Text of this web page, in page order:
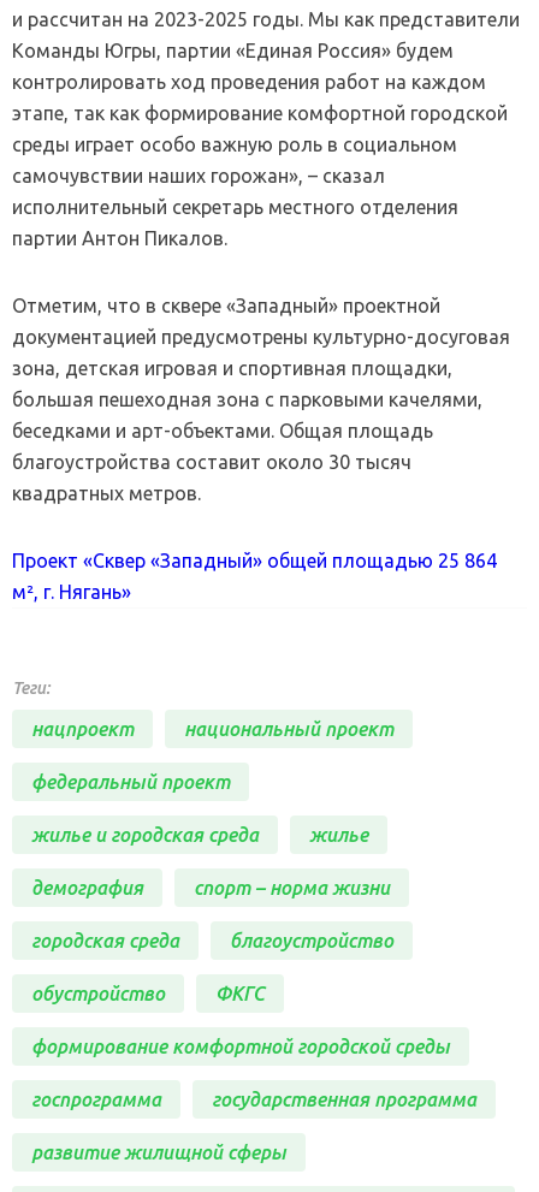
и рассчитан на 2023-2025 годы. Мы как представители
Команды Югры, партии «Единая Россия» будем
контролировать ход проведения работ на каждом
этапе, так как формирование комфортной городской
среды играет особо важную роль в социальном
самочувствии наших горожан», – сказал
исполнительный секретарь местного отделения
партии Антон Пикалов.
Отметим, что в сквере «Западный» проектной
документацией предусмотрены культурно-досуговая
зона, детская игровая и спортивная площадки,
большая пешеходная зона с парковыми качелями,
беседками и арт-объектами. Общая площадь
благоустройства составит около 30 тысяч
квадратных метров.
Проект «Сквер «Западный» общей площадью 25 864
м², г. Нягань»
Теги:
нацпроект национальный проект
федеральный проект
жилье и городская среда жилье
демография спорт – норма жизни
городская среда благоустройство
обустройство ФКГС
формирование комфортной городской среды
госпрограмма государственная программа
развитие жилищной сферы